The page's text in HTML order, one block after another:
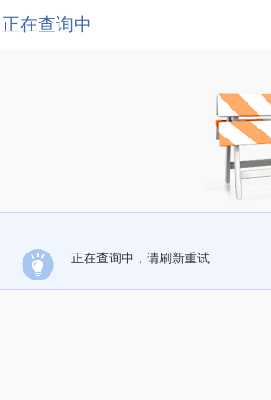
正在查询中
正在查询中，请刷新重试